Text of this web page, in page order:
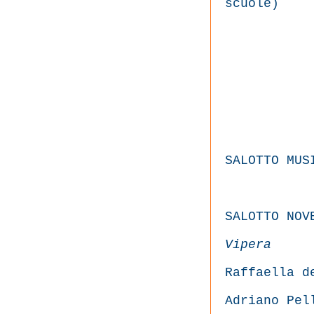
scuole)
SALOTTO
SALOTTO
Vipera
Raffaella
Adriano